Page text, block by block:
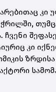
კი
ჩვენი
კი